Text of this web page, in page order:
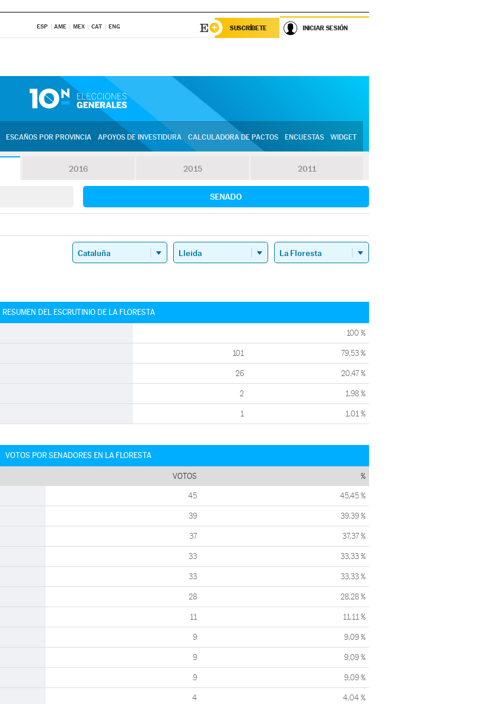
ESP AME MEX CAT ENG SUSCRÍBETE INICIAR SESIÓN
ESCAÑOS POR PROVINCIA APOYOS DE INVESTIDURA CALCULADORA DE PACTOS ENCUESTAS WIDGET
2016 2015 2011
SENADO
RESUMEN DEL ESCRUTINIO DE LA FLORESTA
100 %
101 79,53 %
26 20,47 %
2 1,98 %
1 1,01 %
VOTOS POR SENADORES EN LA FLORESTA
VOTOS %
45 45,45 %
39 39,39 %
37 37,37 %
33 33,33 %
33 33,33 %
28 28,28 %
11 11,11 %
9 9,09 %
9 9,09 %
9 9,09 %
4 4,04 %